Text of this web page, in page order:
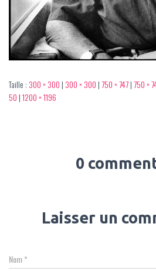
Taille : 300 × 300 | 300 × 300 |750 × 747|750 ×
50 |1200 × 1196
0
Laisser un
Nom*